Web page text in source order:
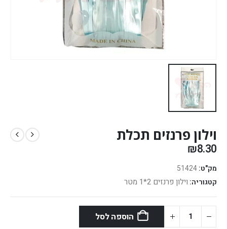
וילון פרנזים תכלת
₪8.30
מק"ט: 51424
קטגוריה: וילון פרנזים 2*1 מטר
הוספה לסל